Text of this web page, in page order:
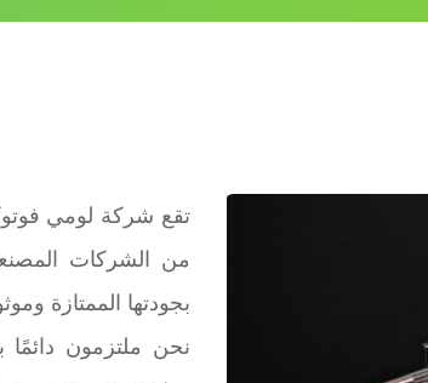
تقع شركة لومي
من الشركات
بجودتها الممتازة
نحن ملتزمون دائمًا